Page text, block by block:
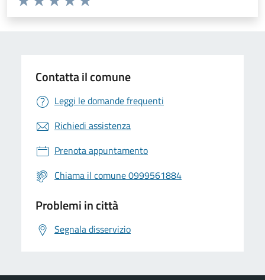
Valuta 5 stelle su 5
Valuta 4 stelle su 5
Valuta 3 stelle su 5
Valuta 2 stelle su 5
Valuta 1 stelle su 5
Contatta il comune
Leggi le domande frequenti
Richiedi assistenza
Prenota appuntamento
Chiama il comune 0999561884
Problemi in città
Segnala disservizio